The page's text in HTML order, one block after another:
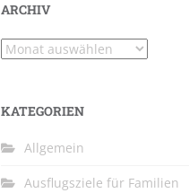
ARCHIV
Archiv
KATEGORIEN
Allgemein
Ausflugsziele für Familien